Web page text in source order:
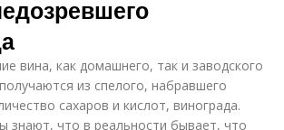
вина, как домашнего, так и заводского
из спелого, набравшего
сахаров и кислот, винограда.
знают, что в реальности бывает, что